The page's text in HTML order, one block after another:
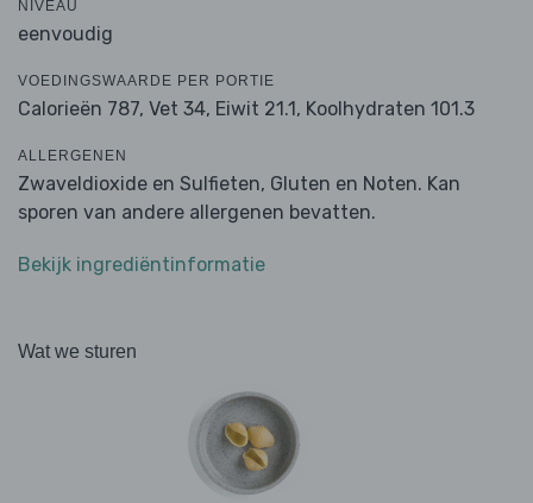
NIVEAU
eenvoudig
VOEDINGSWAARDE PER PORTIE
Calorieën 787, Vet 34, Eiwit 21.1, Koolhydraten 101.3
ALLERGENEN
Zwaveldioxide en Sulfieten, Gluten en Noten. Kan
sporen van andere allergenen bevatten.
Bekijk ingrediëntinformatie
Wat we sturen